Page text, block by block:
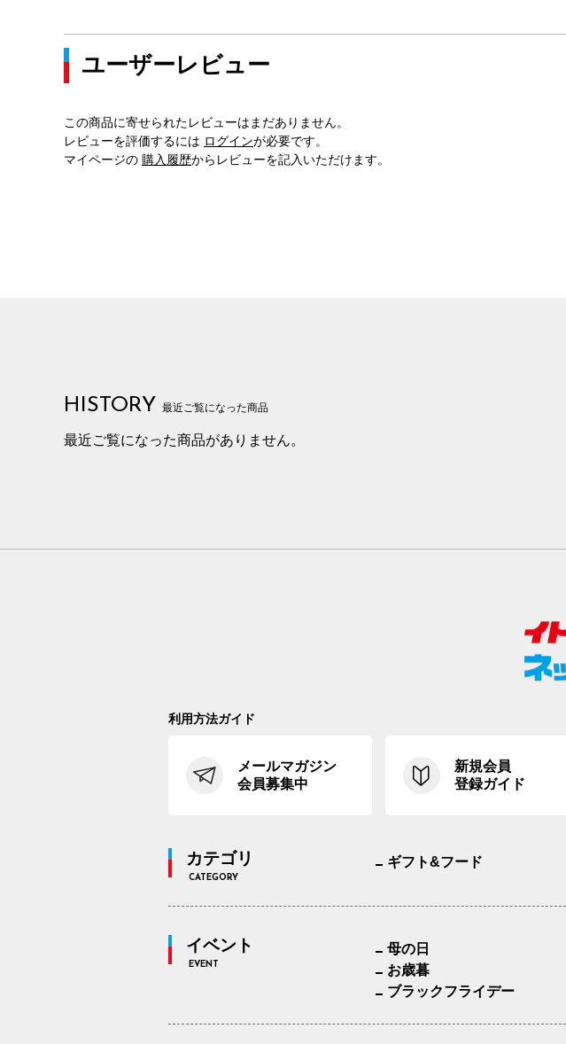
ユーザーレビュー
この商品に寄せられたレビューはまだありません。
レビューを評価するには ログインが必要です。
マイページの 購入履歴からレビューを記入いただけます。
HISTORY 最近ご覧になった商品
最近ご覧になった商品がありません。
利用方法ガイド
メールマガジン
会員募集中
新規会員
登録ガイド
カテゴリ
CATEGORY
ギフト&フード
イベント
EVENT
母の日
お歳暮
ブラックフライデー